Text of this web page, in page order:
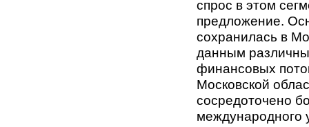
спрос в этом
предложение.
сохранилась в
данным
финансовых
Московской
сосредоточено
международного